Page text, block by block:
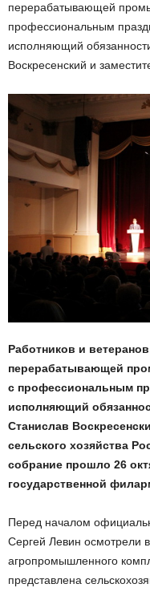
перерабатывающей
профессиональным
исполняющий
Воскресенский и
Работников и
перерабатывающей
с профессиональным
исполняющий
Станислав
сельского хозяйства
собрание прошло 26
государственной
Перед началом
Сергей Левин осмотрели
агропромышленного
представлена